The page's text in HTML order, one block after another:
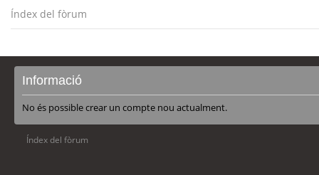
Índex del fòrum
Informació
No és possible crear un compte nou actualment.
Índex del fòrum